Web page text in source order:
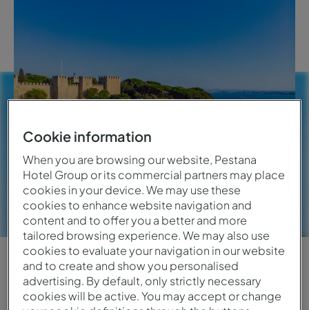
Cookie information
When you are browsing our website, Pestana
Hotel Group or its commercial partners may place
cookies in your device. We may use these
cookies to enhance website navigation and
content and to offer you a better and more
tailored browsing experience. We may also use
cookies to evaluate your navigation in our website
and to create and show you personalised
advertising. By default, only strictly necessary
cookies will be active. You may accept or change